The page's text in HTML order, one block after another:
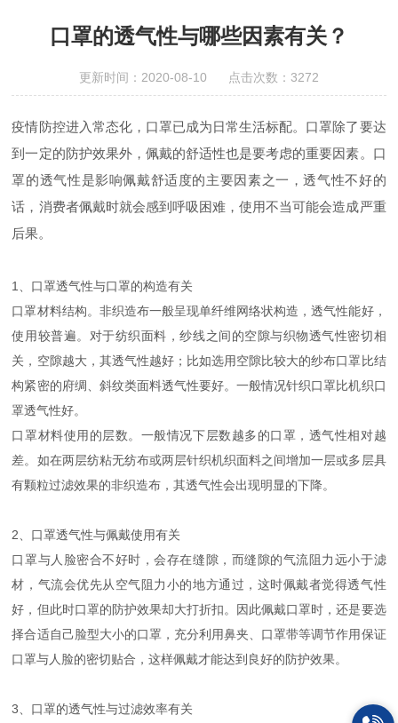
口罩的透气性与哪些因素有关？
更新时间：2020-08-10 点击次数：3272
疫情防控进入常态化，口罩已成为日常生活标配。口罩除了要达
到一定的防护效果外，佩戴的舒适性也是要考虑的重要因素。口
罩的透气性是影响佩戴舒适度的主要因素之一，透气性不好的
话，消费者佩戴时就会感到呼吸困难，使用不当可能会造成严重
后果。
1、口罩透气性与口罩的构造有关
口罩材料结构。非织造布一般呈现单纤维网络状构造，透气性能好，
使用较普遍。对于纺织面料，纱线之间的空隙与织物透气性密切相
关，空隙越大，其透气性越好；比如选用空隙比较大的纱布口罩比结
构紧密的府绸、斜纹类面料透气性要好。一般情况针织口罩比机织口
罩透气性好。
口罩材料使用的层数。一般情况下层数越多的口罩，透气性相对越
差。如在两层纺粘无纺布或两层针织机织面料之间增加一层或多层具
有颗粒过滤效果的非织造布，其透气性会出现明显的下降。
2、口罩透气性与佩戴使用有关
口罩与人脸密合不好时，会存在缝隙，而缝隙的气流阻力远小于滤
材，气流会优先从空气阻力小的地方通过，这时佩戴者觉得透气性
好，但此时口罩的防护效果却大打折扣。因此佩戴口罩时，还是要选
择合适自己脸型大小的口罩，充分利用鼻夹、口罩带等调节作用保证
口罩与人脸的密切贴合，这样佩戴才能达到良好的防护效果。
3、口罩的透气性与过滤效率有关